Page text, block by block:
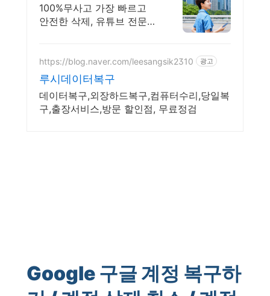
딜리트
100%무사고 가장 빠르고
안전한 삭제, 유튜브 전문삭
https://blog.naver.com/leesangsik2310 광고
루시데이터복구
데이터복구,외장하드복구,컴퓨터수리,당일복
구,출장서비스,방문 할인점, 무료정검
Google 구글 계정 복구하